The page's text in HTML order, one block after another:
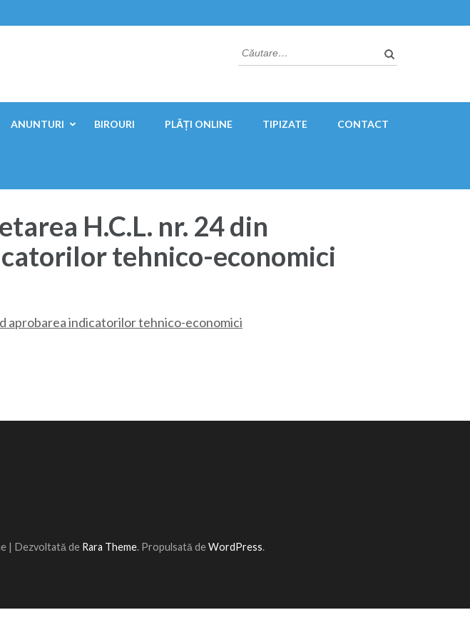
Caută
după:
ANUNTURI BIROURI PLĂȚI ONLINE TIPIZATE CONTACT
H.C.L. nr. 24 din
tehnico-economici
aprobarea indicatorilor tehnico-economici
| Dezvoltată de Rara Theme. Propulsată deWordPress.